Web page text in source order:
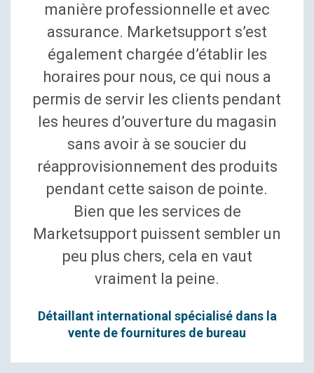
manière professionnelle et avec
assurance. Marketsupport s’est
également chargée d’établir les
horaires pour nous, ce qui nous a
permis de servir les clients pendant
les heures d’ouverture du magasin
sans avoir à se soucier du
réapprovisionnement des produits
pendant cette saison de pointe.
Bien que les services de
Marketsupport puissent sembler un
peu plus chers, cela en vaut
vraiment la peine.
Détaillant international spécialisé dans la
vente de fournitures de bureau